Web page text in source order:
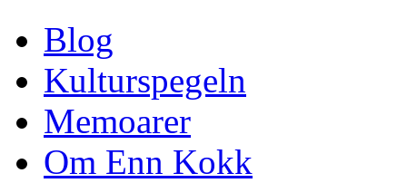
Blog
Kulturspegeln
Memoarer
Om Enn Kokk